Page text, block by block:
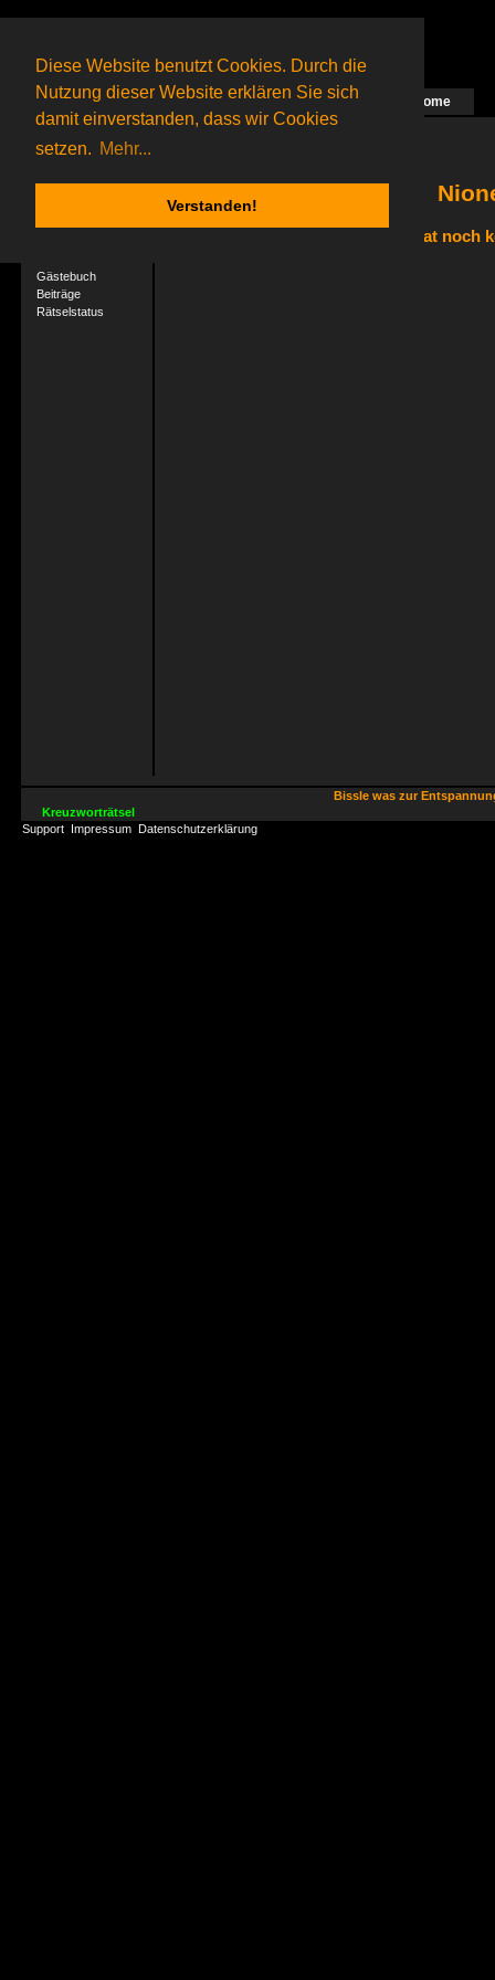
Diese Website benutzt Cookies. Durch die
Nutzung dieser Website erklären Sie sich
damit einverstanden, dass wir Cookies
setzen. Mehr...
Verstanden!
Das nächste Rätsel ist in Arbeit Home
41 Gagolganeronline(0 registrierte und 41 Gäste)
Gagolganer:
9732Rätsel online:
Gästebuch
Beiträge
Rätselstatus
Nione hat noch
Bissle was zur
Kreuzworträtsel
Support Impressum Datenschutzerklärung